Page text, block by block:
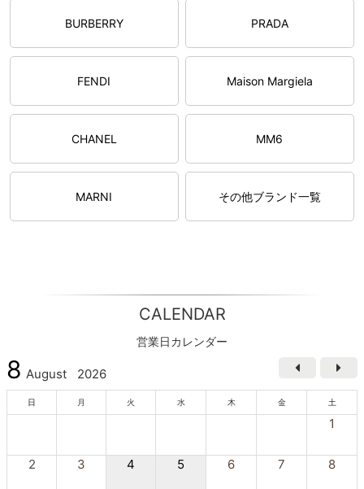
BURBERRY PRADA
FENDI Maison Margiela
CHANEL MM6
MARNI その他ブランド一覧
CALENDAR
営業日カレンダー
8 August 2026
日 月 火 水 木 金 土
1
2 3 4 5 6 7 8